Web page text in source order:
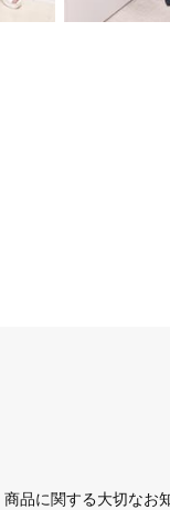
商品に関する大切なお